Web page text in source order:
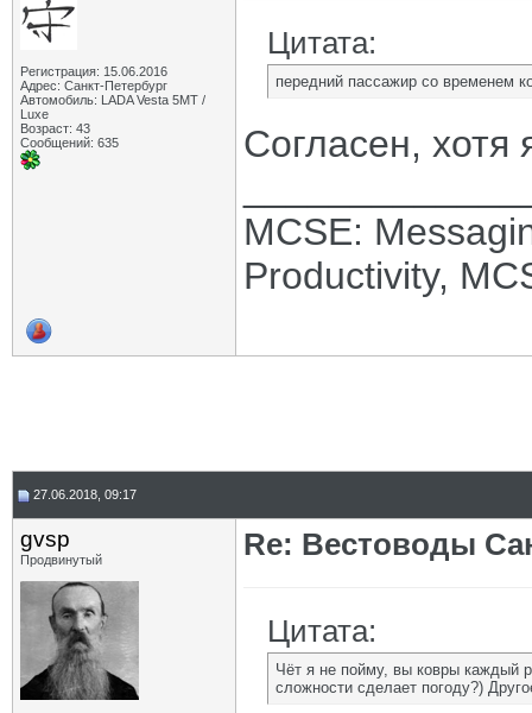
Регистрация: 15.06.2016
Адрес: Санкт-Петербург
Автомобиль: LADA Vesta 5МТ /
Luxe
Возраст: 43
Сообщений: 635
Цитата:
передний пассажир со временем
Согласен, хотя
MCSE:
Productivity,
27.06.2018, 09:17
gvsp
Продвинутый Re: Вестоводы
Цитата:
Чёт я не пойму, вы ковры каждый
сложности сделает погоду?)